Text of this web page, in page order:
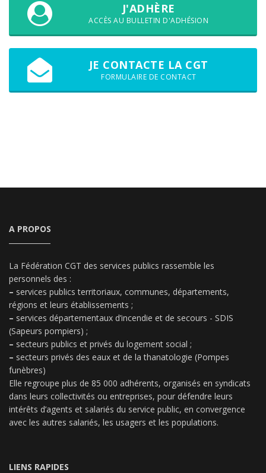
J'ADHÈRE
ACCÈS AU BULLETIN D'ADHÉSION
JE CONTACTE LA CGT
FORMULAIRE DE CONTACT
A PROPOS
La Fédération CGT des services publics rassemble les
personnels des :
– services publics territoriaux, communes, départements,
régions et leurs établissements ;
– services départementaux d’incendie et de secours - SDIS
(Sapeurs pompiers) ;
– secteurs publics et privés du logement social ;
– secteurs privés des eaux et de la thanatologie (Pompes
funèbres)
Elle regroupe plus de 85 000 adhérents, organisés en syndicats
dans leurs collectivités ou entreprises, pour défendre leurs
intérêts d’agents et salariés du service public, en convergence
avec les autres salariés, les usagers et les populations.
LIENS RAPIDES